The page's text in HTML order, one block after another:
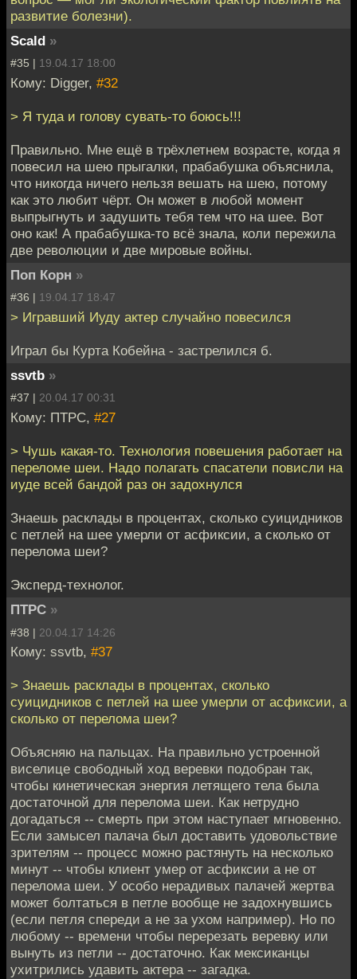
развитие болезни).
Scald »
#35 | 19.04.17 18:00
Кому: Digger, #32
> Я туда и голову сувать-то боюсь!!!
Правильно. Мне ещё в трёхлетнем возрасте, когда я
повесил на шею прыгалки, прабабушка объяснила,
что никогда ничего нельзя вешать на шею, потому
как это любит чёрт. Он может в любой момент
выпрыгнуть и задушить тебя тем что на шее. Вот
оно как! А прабабушка-то всё знала, коли пережила
две революции и две мировые войны.
Поп Корн »
#36 | 19.04.17 18:47
> Игравший Иуду актер случайно повесился
Играл бы Курта Кобейна - застрелился б.
ssvtb »
#37 | 20.04.17 00:31
Кому: ПТРС, #27
> Чушь какая-то. Технология повешения работает на
переломе шеи. Надо полагать спасатели повисли на
иуде всей бандой раз он задохнулся
Знаешь расклады в процентах, сколько суицидников
с петлей на шее умерли от асфиксии, а сколько от
перелома шеи?
Эксперд-технолог.
ПТРС »
#38 | 20.04.17 14:26
Кому: ssvtb, #37
> Знаешь расклады в процентах, сколько
суицидников с петлей на шее умерли от асфиксии, а
сколько от перелома шеи?
Объясняю на пальцах. На правильно устроенной
виселице свободный ход веревки подобран так,
чтобы кинетическая энергия летящего тела была
достаточной для перелома шеи. Как нетрудно
догадаться -- смерть при этом наступает мгновенно.
Если замысел палача был доставить удовольствие
зрителям -- процесс можно растянуть на несколько
минут -- чтобы клиент умер от асфиксии а не от
перелома шеи. У особо нерадивых палачей жертва
может болтаться в петле вообще не задохнувшись
(если петля спереди а не за ухом например). Но по
любому -- времени чтобы перерезать веревку или
вынуть из петли -- достаточно. Как мексиканцы
ухитрились удавить актера -- загадка.